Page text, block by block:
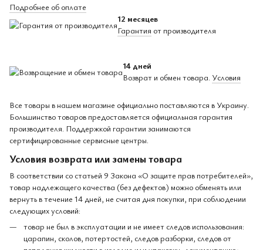
Подробнее об оплате
12 месяцев
Гарантия от производителя
14 дней
Возврат и обмен товара. Условия
Все товары в нашем магазине официально поставляются в Украину.
Большинство товаров предоставляется официальная гарантия
производителя. Поддержкой гарантии занимаются
сертифицированные сервисные центры.
Условия возврата или замены товара
В соответствии со статьей 9 Закона «О защите прав потребителей»,
товар надлежащего качества (без дефектов) можно обменять или
вернуть в течение 14 дней, не считая дня покупки, при соблюдении
следующих условий:
товар не был в эксплуатации и не имеет следов использования:
царапин, сколов, потертостей, следов разборки, следов от